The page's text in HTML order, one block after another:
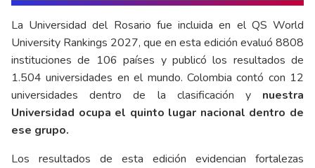
La Universidad del Rosario fue incluida en el QS World
University Rankings 2027, que en esta edición evaluó 8808
instituciones de 106 países y publicó los resultados de
1.504 universidades en el mundo. Colombia contó con 12
universidades dentro de la clasificación y nuestra
Universidad ocupa el quinto lugar nacional dentro de
ese grupo.
Los resultados de esta edición evidencian fortalezas